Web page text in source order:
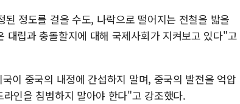
정도를 걸을 수도, 나락으로 떨어지는 전철을 밟을
립과 충돌할지에 대해 국제사회가 지켜보고 있다"고
이 중국의 내정에 간섭하지 말며, 중국의 발전을 억압
인을 침범하지 말아야 한다"고 강조했다.